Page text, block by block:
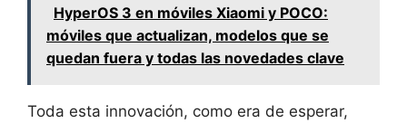
HyperOS 3 en móviles Xiaomi y POCO:
móviles que actualizan, modelos que se
quedan fuera y todas las novedades clave
Toda esta innovación, como era de esperar,